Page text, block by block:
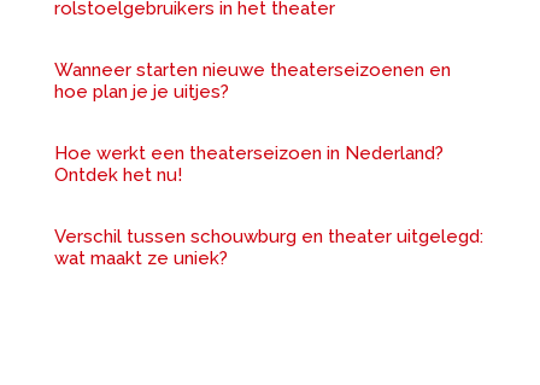
rolstoelgebruikers in het theater
Wanneer starten nieuwe theaterseizoenen en
hoe plan je je uitjes?
Hoe werkt een theaterseizoen in Nederland?
Ontdek het nu!
Verschil tussen schouwburg en theater uitgelegd:
wat maakt ze uniek?